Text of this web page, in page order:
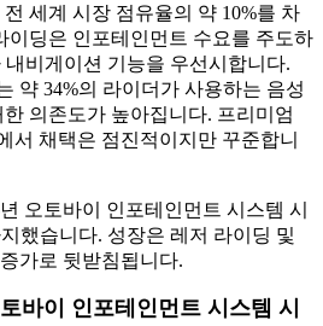
세계 시장 점유율의 약 10%를 차
이딩은 인포테인먼트 수요를 주도하
내비게이션 기능을 우선시합니다.
약 34%의 라이더가 사용하는 음성
의존도가 높아집니다. 프리미엄
서 채택은 점진적이지만 꾸준합니
오토바이 인포테인먼트 시스템 시
했습니다. 성장은 레저 라이딩 및
가로 뒷받침됩니다.
바이 인포테인먼트 시스템 시